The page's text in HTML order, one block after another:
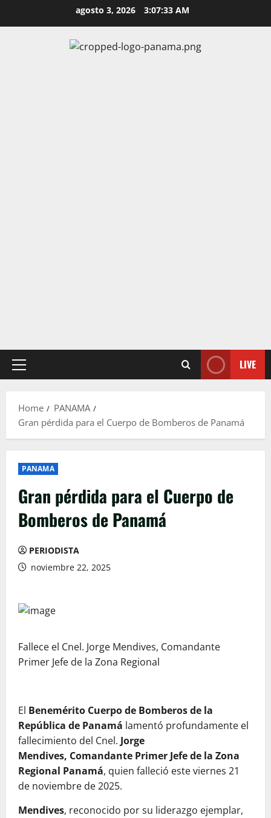
agosto 3, 2026 3:07:34 AM
Primary
LIVE
Home
PANAMA
Gran pérdida para el Cuerpo de Bomberos de Panamá
PANAMA
Gran pérdida para el Cuerpo de
Bomberos de Panamá
PERIODISTA
noviembre 22, 2025
Fallece el Cnel. Jorge Mendives, Comandante
Primer Jefe de la Zona Regional
El Benemérito Cuerpo de Bomberos de la
República de Panamá lamentó profundamente el
fallecimiento del Cnel. Jorge
Mendives, Comandante Primer Jefe de la Zona
Regional Panamá, quien falleció este viernes 21
de noviembre de 2025.
Mendives, reconocido por su liderazgo ejemplar,